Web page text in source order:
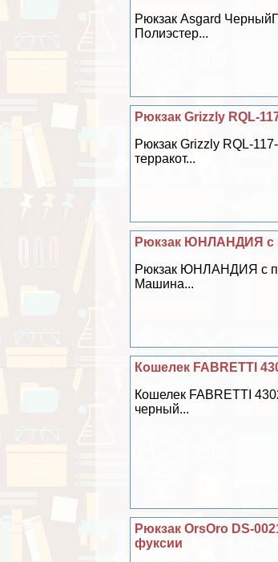
Рюкзак Asgard
Полиэстер...
Рюкзак Grizzly RQL-
Рюкзак Grizzly RQL-
терpaкот...
Рюкзак ЮНЛАНДИЯ с
Рюкзак ЮНЛАНДИЯ с
Машина...
Кошелек FABRETTI
Кошелек FABRETTI
черный...
Рюкзак OrsOro DS-
фуксии